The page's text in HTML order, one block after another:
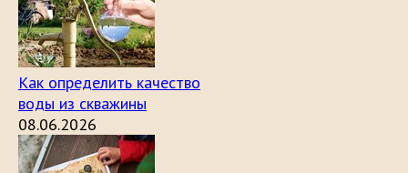
Как определить качество
воды из скважины
08.06.2026